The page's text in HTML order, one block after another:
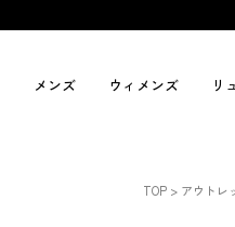
メンズ ウィメンズ リ
TOP アウトレ